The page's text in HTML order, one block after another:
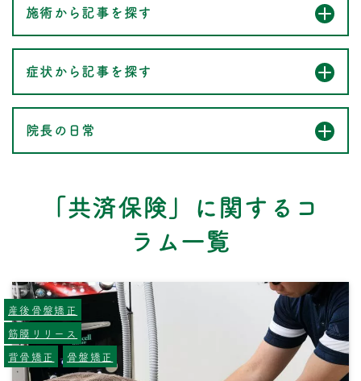
施術から記事を探す
症状から記事を探す
院長の日常
「共済保険」に関するコ
ラム一覧
産後骨盤矯正
筋膜リリース
背骨矯正
骨盤矯正